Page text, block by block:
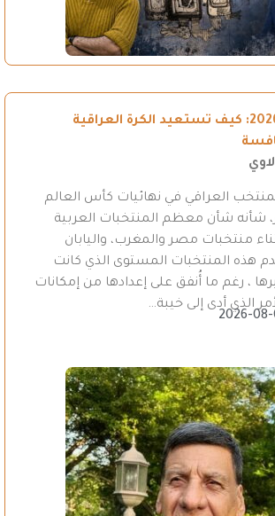
ما بعد مونديال 2026: كيف تستعيد الكرة العراقية
العراقي في نهائيات كأس العالم
شأنه شأن معظم المنتخبات العربية
منتخبات مصر والمغرب، واليابان
هذه المنتخبات المستوى الذي كانت
، رغم ما أُنفق على إعدادها من إمكانات
الذي أدى إلى خيبة…
2026-08-